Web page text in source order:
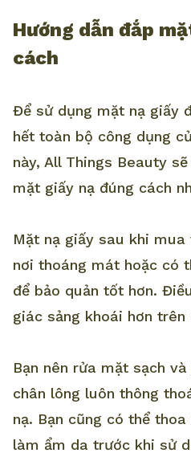
Hướng dẫn đắp
cách
Để sử dụng mặt nạ giấy
hết toàn bộ công dụng
này, All Things Beauty
mặt giấy nạ đúng cách
Mặt nạ giấy sau khi mua
nơi thoáng mát hoặc có
để bảo quản tốt hơn.
giác sảng khoái hơn trên
Bạn nên rửa mặt sạch và
chân lông luôn thông
nạ. Bạn cũng có thể
làm ẩm da trước khi sử